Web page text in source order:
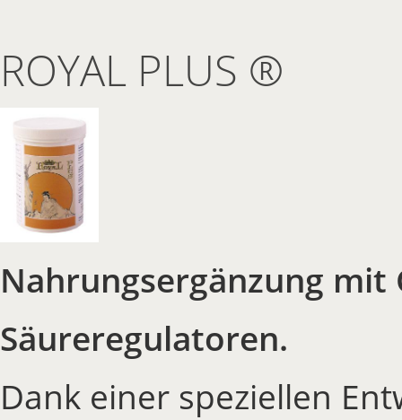
ROYAL PLUS ®
Nahrungsergänzung
Säureregulatoren.
Dank einer speziellen